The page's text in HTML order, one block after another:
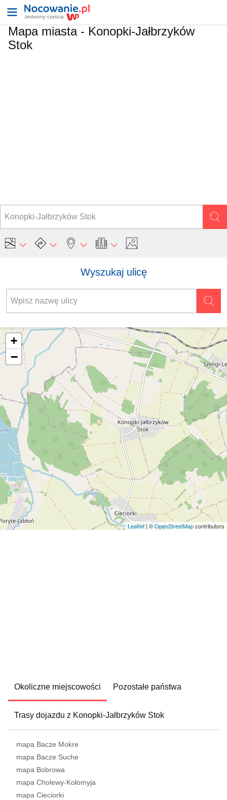
Mapa miasta - Konopki-Jałbrzyków
Stok
Wyszukaj ulicę
+
−
Leaflet| ©OpenStreetMapcontributors
Okoliczne miejscowości Pozostałe państwa
Trasy dojazdu z Konopki-Jałbrzyków Stok
mapa Bacze Mokre
mapa Bacze Suche
mapa Bobrowa
mapa Cholewy-Kołomyja
mapa Cieciorki